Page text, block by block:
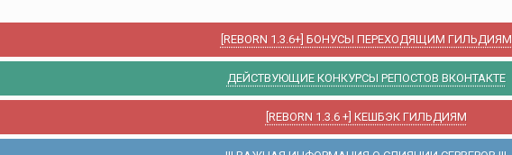
[REBORN 1.3.6+] БОНУСЫ ПЕРЕХОДЯЩИМ ГИЛЬДИЯМ
ДЕЙСТВУЮЩИЕ КОНКУРСЫ РЕПОСТОВ ВКОНТАКТЕ
[REBORN 1.3.6 +] КЕШБЭК ГИЛЬДИЯМ